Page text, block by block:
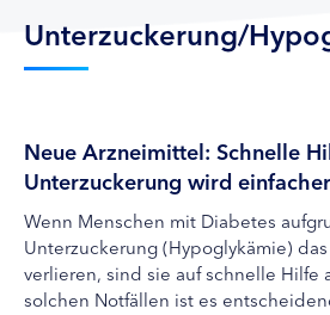
Unterzuckerung/
Neue Arzneimittel: Schnelle
Unterzuckerung wird einfacher
Wenn Menschen mit Diabetes
Unterzuckerung (Hypoglykämie)
verlieren, sind sie auf schnelle Hilfe
solchen Notfällen ist es